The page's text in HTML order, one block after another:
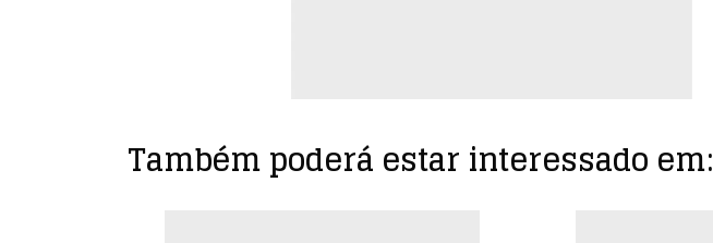
Também poderá estar interessado em: